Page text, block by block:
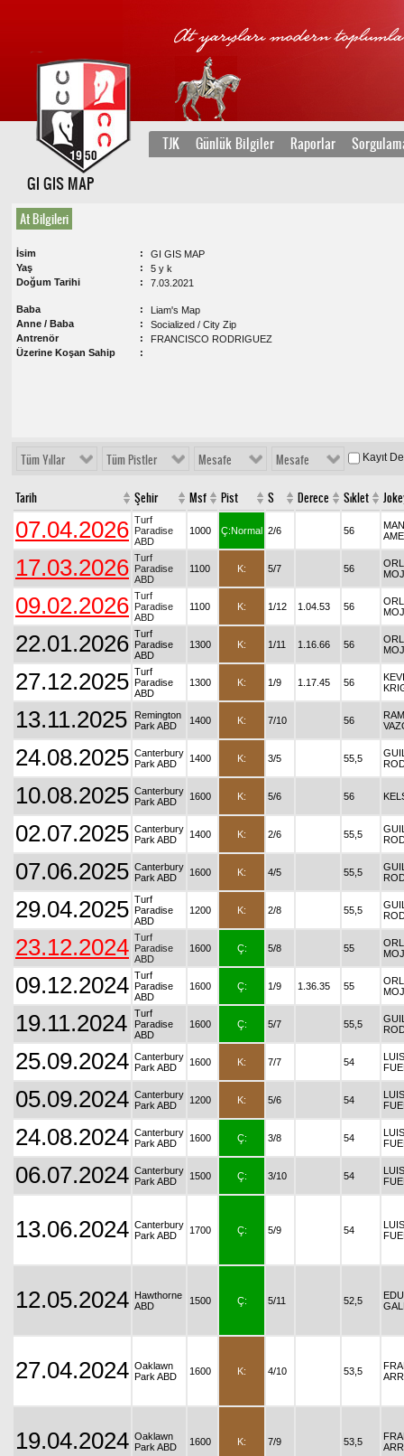
TJK Günlük Bilgiler Raporlar
GI GIS MAP
At Bilgileri
İsim
GI GIS MAP
Yaş
5 y k
Doğum Tarihi
7.03.2021
Baba
Liam's Map
Anne / Baba
Socialized / City Zip
Antrenör
FRANCISCO RODRIGUEZ
Üzerine Koşan Sahip
Tüm Yıllar Tüm Pistler Mesafe Mesafe Kayıt
Tarih Şehir Msf Pist S Derece Sıklet
07.04.2026 Turf
Paradise
ABD
1000 Ç:Normal 2/6 56
17.03.2026 Turf
Paradise
ABD
1100 K: 5/7 56
09.02.2026 Turf
Paradise
ABD
1100 K: 1/12 1.04.53 56
22.01.2026 Turf
Paradise
ABD
1300 K: 1/11 1.16.66 56
27.12.2025 Turf
Paradise
ABD
1300 K: 1/9 1.17.45 56
13.11.2025
Remington
Park ABD
1400 K: 7/10 56
24.08.2025 Canterbury
Park ABD
1400 K: 3/5 55,5
10.08.2025 Canterbury
Park ABD
1600 K: 5/6 56
02.07.2025 Canterbury
Park ABD
1400 K: 2/6 55,5
07.06.2025 Canterbury
Park ABD
1600 K: 4/5 55,5
29.04.2025 Turf
Paradise
ABD
1200 K: 2/8 55,5
23.12.2024 Turf
Paradise
ABD
1600 Ç: 5/8 55
09.12.2024 Turf
Paradise
ABD
1600 Ç: 1/9 1.36.35 55
19.11.2024
Turf
Paradise
ABD
1600 Ç: 5/7 55,5
25.09.2024 Canterbury
Park ABD
1600 K: 7/7 54
LUIS
05.09.2024 Canterbury
Park ABD
1200 K: 5/6 54
LUIS
24.08.2024 Canterbury
Park ABD
1600 Ç: 3/8 54
LUIS
06.07.2024 Canterbury
Park ABD
1500 Ç: 3/10 54
LUIS
13.06.2024 Canterbury
Park ABD
1700 Ç: 5/9 54
LUIS
12.05.2024 Hawthorne
ABD
1500 Ç: 5/11 52,5
27.04.2024 Oaklawn
Park ABD
1600 K: 4/10 53,5
19.04.2024 Oaklawn
Park ABD
1600 K: 7/9 53,5